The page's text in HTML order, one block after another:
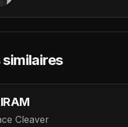
similaires
Cleaver